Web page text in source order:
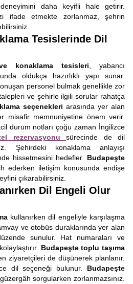
daha keyifli hale getirir.
ifade etmekte zorlanmaz, şehrin
Tesislerinde Dil
konaklama tesisleri , yabancı
oldukça hazırlıklı yapı sunar.
personel bulmak genellikle zor
ve şehirle ilgili sorular rahatça
seçenekleri arasında yer alan
misafir memnuniyetine önem verir.
durum notları çoğu zaman İngilizce
rezervasyonu
sürecinde de dil
Şehirdeki konaklama anlayışı
hissetmesini hedefler. Budapeşte
ederken iletişim konusunda endişe
çıkarabilirsiniz.
Dil Engeli Olur
kullanırken dil engeliyle karşılaşma
ve otobüs duraklarında yer alan
sunulur. Hat numaraları ve
Budapeşte toplu taşıma
ziyaretçileri de düşünerek planlanır.
dil seçeneği bulunur. Budapeşte
sorgularken zorlanmazsınız.